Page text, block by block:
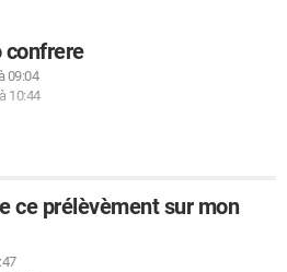
confrere
09:04
10:44
ce prélèvèment sur mon